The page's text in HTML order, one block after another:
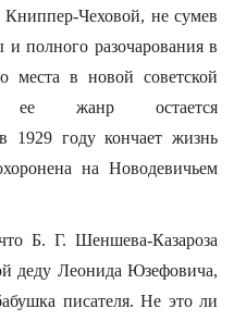
Чеховой, не сумев
полного разочарования в
места в новой советской
ее жанр остается
1929 году кончает жизнь
на Новодевичьем
Б. Г. Шеншева-Казароза
деду Леонида Юзефовича,
писателя. Не это ли